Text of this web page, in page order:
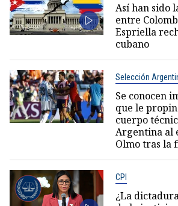
Así han sido
entre
Espriella
cubano
Selección
Se conocen
que le
cuerpo
Argentina al
Olmo tras la
CPI
¿La